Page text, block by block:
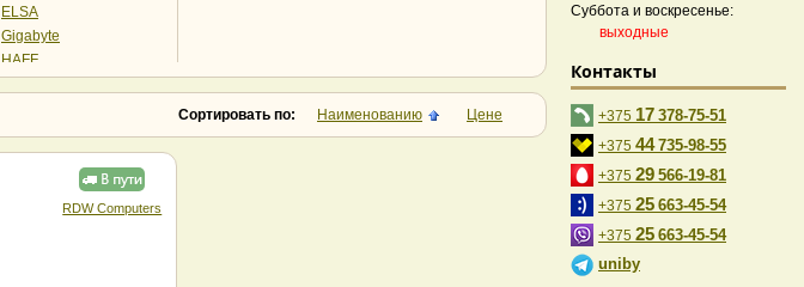
ELSA
Gigabyte
HAFF
Leff
Сортировать по: Наименованию Цене
RDW Computers
Суббота и воскресенье:
выходные
Контакты
+375 17 378-75-51
+375 44 735-98-55
+375 29 566-19-81
+375 25 663-45-54
+375 25 663-45-54
uniby